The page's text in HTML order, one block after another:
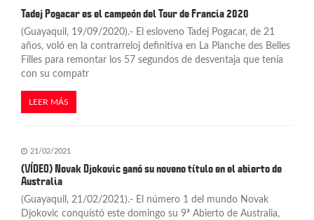
Tadej Pogacar es el campeón del Tour de Francia 2020
(Guayaquil, 19/09/2020).- El esloveno Tadej Pogacar, de 21
años, voló en la contrarreloj definitiva en La Planche des Belles
Filles para remontar los 57 segundos de desventaja que tenía
con su compatr
LEER MÁS
21/02/2021
(VÍDEO) Novak Djokovic ganó su noveno título en el abierto de
Australia
(Guayaquil, 21/02/2021).- El número 1 del mundo Novak
Djokovic conquistó este domingo su 9ª Abierto de Australia,